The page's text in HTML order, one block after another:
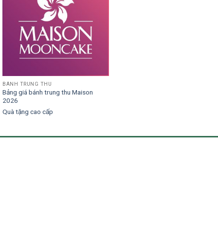
BÁNH TRUNG THU
Bảng giá bánh trung thu Maison
2026
Quà tặng cao cấp